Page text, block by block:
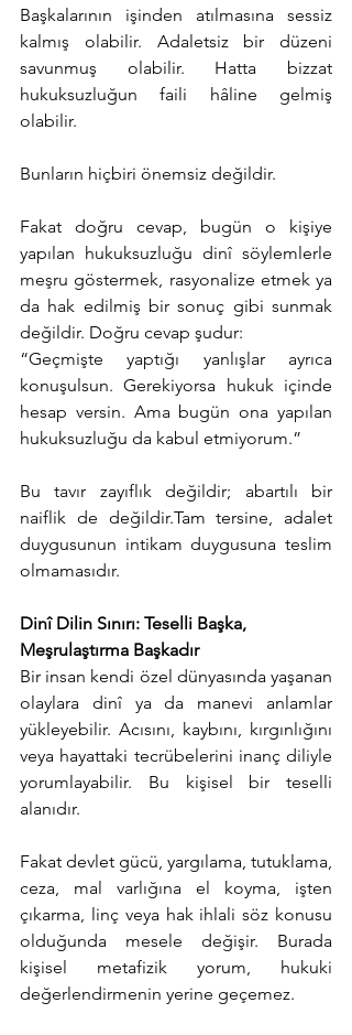
Başkalarının işinden atılmasına sessiz
kalmış olabilir. Adaletsiz bir düzeni
savunmuş olabilir. Hatta bizzat
hukuksuzluğun faili hâline gelmiş
olabilir.
Bunların hiçbiri önemsiz değildir.
Fakat doğru cevap, bugün o kişiye
yapılan hukuksuzluğu dinî söylemlerle
meşru göstermek, rasyonalize etmek ya
da hak edilmiş bir sonuç gibi sunmak
değildir. Doğru cevap şudur:
“Geçmişte yaptığı yanlışlar ayrıca
konuşulsun. Gerekiyorsa hukuk içinde
hesap versin. Ama bugün ona yapılan
hukuksuzluğu da kabul etmiyorum.”
Bu tavır zayıflık değildir; abartılı bir
naiflik de değildir.Tam tersine, adalet
duygusunun intikam duygusuna teslim
olmamasıdır.
Dinî Dilin Sınırı: Teselli Başka,
Meşrulaştırma Başkadır
Bir insan kendi özel dünyasında yaşanan
olaylara dinî ya da manevi anlamlar
yükleyebilir. Acısını, kaybını, kırgınlığını
veya hayattaki tecrübelerini inanç diliyle
yorumlayabilir. Bu kişisel bir teselli
alanıdır.
Fakat devlet gücü, yargılama, tutuklama,
ceza, mal varlığına el koyma, işten
çıkarma, linç veya hak ihlali söz konusu
olduğunda mesele değişir. Burada
kişisel metafizik yorum, hukuki
değerlendirmenin yerine geçemez.